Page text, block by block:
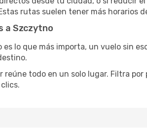
rutas suelen tener más horarios
a Szczytno
es lo que más importa, un vuelo sin
reúne todo en un solo lugar. Filtra